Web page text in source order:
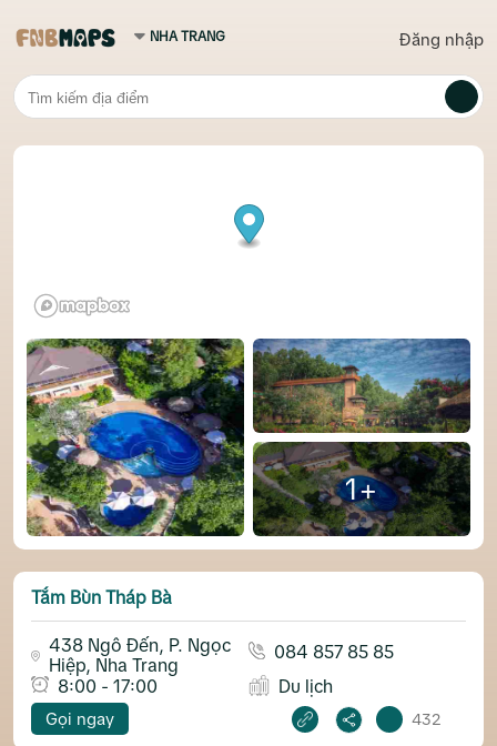
Đăng nhập
1+
Tắm Bùn Tháp Bà
438 Ngô Đến, P. Ngọc
Hiệp, Nha Trang
084 857 85 85
8:00 - 17:00
Du lịch
Gọi ngay 432